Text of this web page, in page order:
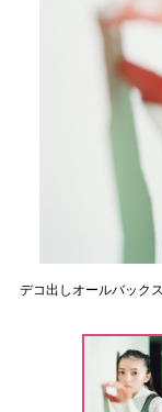
デコ出しオールバック